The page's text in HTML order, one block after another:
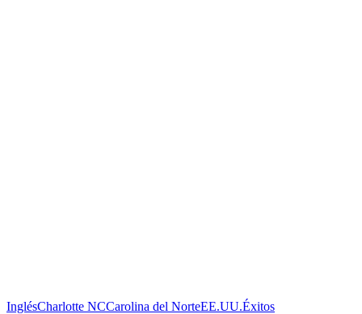
InglésCharlotte NCCarolina del NorteEE.UU.Éxitos